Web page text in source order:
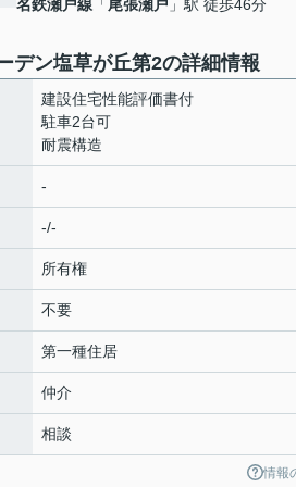
名鉄瀬戸線 「 尾張瀬戸 」駅 徒歩46分
デン塩草が丘第2の詳細情報
建設住宅性能評価書付
駐車2台可
耐震構造
-
-/-
所有権
不要
第一種住居
仲介
相談
情報